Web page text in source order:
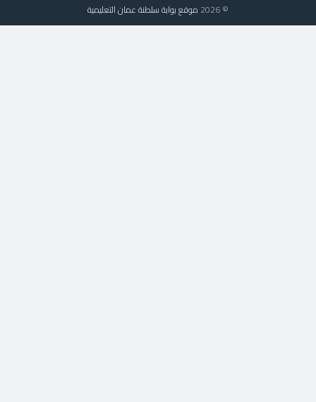
© 2026 موقع بوابة سلطنة عمان التعليمية